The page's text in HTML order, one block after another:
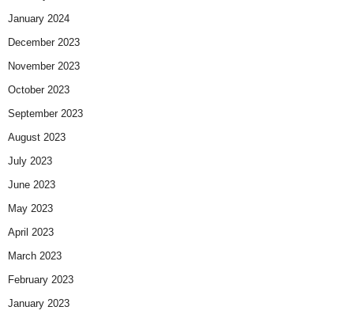
January 2024
December 2023
November 2023
October 2023
September 2023
August 2023
July 2023
June 2023
May 2023
April 2023
March 2023
February 2023
January 2023